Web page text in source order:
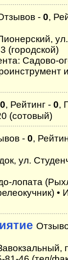
- 0,
(городской)
Садово-
0, Рейтинг - 0,
(сотовый)
- 0,
ул.
лопата